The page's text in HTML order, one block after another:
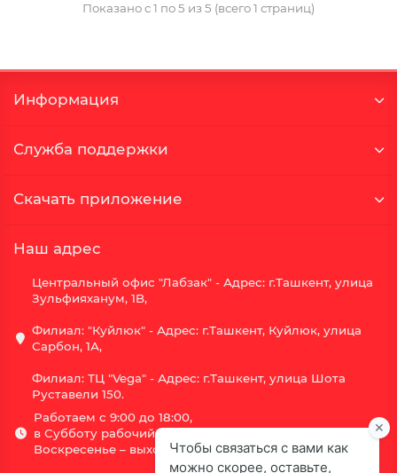
Показано с 1 по 5 из 5 (всего 1 страниц)
Информация
Служба поддержки
Скачать приложение
Наш адрес
Центральный офис "Лабзак" - Адрес: г.Ташкент, улица
Зульфияханум, 1B,
Филиал: "Куйлюк" - Адрес: г.Ташкент, Куйлюк, улица
Сарбон, 1А,
Филиал: ТЦ "Vega" - Адрес: г.Ташкент, улица Шота
Руставели 150.
Работаем с 9:00 до 18:00,
в Субботу рабочий день с 9:00 до 16:00,
Воскресенье – выходной.